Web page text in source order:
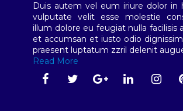
Duis autem vel eum iriure dolor in
vulputate velit esse molestie
illum dolore eu feugiat nulla facilisis
et accumsan et iusto odio
praesent luptatum zzril delenit
Read More